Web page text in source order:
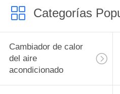
Categorías
Cambiador de calor
del aire
acondicionado